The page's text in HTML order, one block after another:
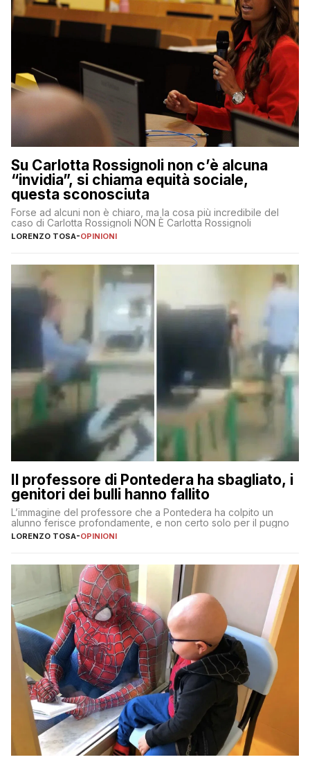
Su Carlotta Rossignoli non c’è alcuna
“invidia”, si chiama equità sociale,
questa sconosciuta
Forse ad alcuni non è chiaro, ma la cosa più incredibile del
caso di Carlotta Rossignoli NON È Carlotta Rossignoli
LORENZO TOSA-OPINIONI
Il professore di Pontedera ha sbagliato, i
genitori dei bulli hanno fallito
L’immagine del professore che a Pontedera ha colpito un
alunno ferisce profondamente, e non certo solo per il pugno
LORENZO TOSA-OPINIONI